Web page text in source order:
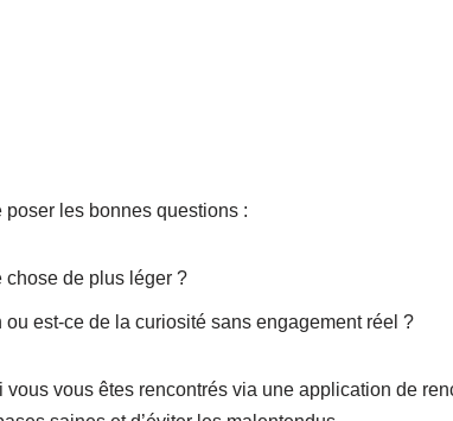
les bonnes questions :
de plus léger ?
est-ce de la curiosité sans engagement réel ?
vous êtes rencontrés via une application de